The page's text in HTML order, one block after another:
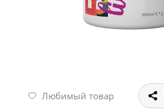
Любимый товар